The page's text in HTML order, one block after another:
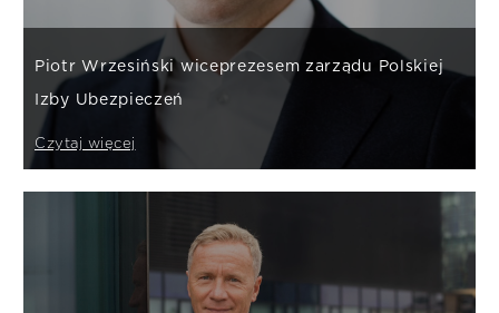
Piotr Wrzesiński wiceprezesem zarządu Polskiej
Izby Ubezpieczeń
Czytaj więcej